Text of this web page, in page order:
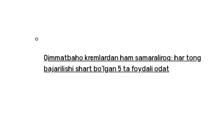
Qimmatbaho kremlardan ham samaraliroq: har tong
bajarilishi shart bo‘lgan 5 ta foydali odat